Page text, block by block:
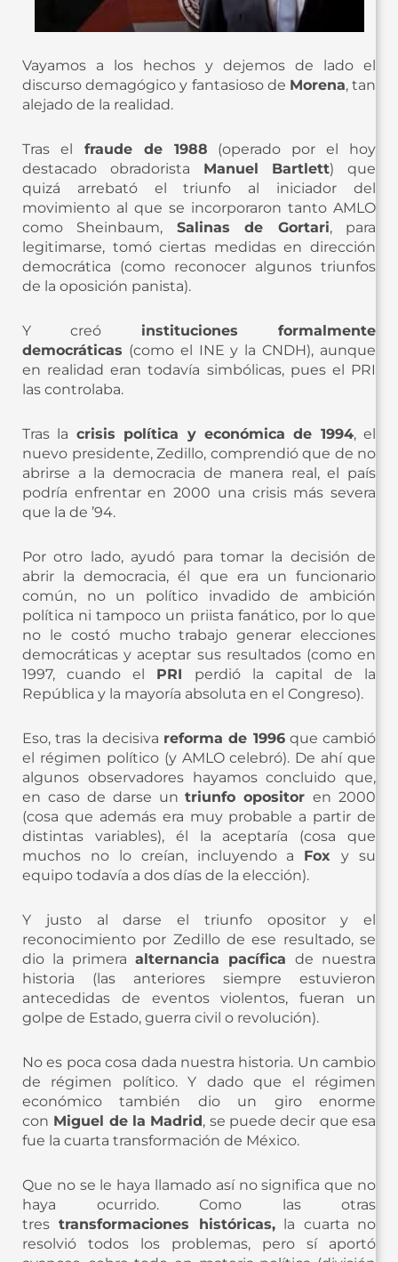
Vayamos a los hechos y dejemos de lado el
discurso demagógico y fantasioso de Morena, tan
alejado de la realidad.
Tras el fraude de 1988 (operado por el hoy
destacado obradorista Manuel Bartlett) que
quizá arrebató el triunfo al iniciador del
movimiento al que se incorporaron tanto AMLO
como Sheinbaum, Salinas de Gortari, para
legitimarse, tomó ciertas medidas en dirección
democrática (como reconocer algunos triunfos
de la oposición panista).
Y creó instituciones formalmente
democráticas (como el INE y la CNDH), aunque
en realidad eran todavía simbólicas, pues el PRI
las controlaba.
Tras la crisis política y económica de 1994, el
nuevo presidente, Zedillo, comprendió que de no
abrirse a la democracia de manera real, el país
podría enfrentar en 2000 una crisis más severa
que la de ’94.
Por otro lado, ayudó para tomar la decisión de
abrir la democracia, él que era un funcionario
común, no un político invadido de ambición
política ni tampoco un priista fanático, por lo que
no le costó mucho trabajo generar elecciones
democráticas y aceptar sus resultados (como en
1997, cuando el PRI perdió la capital de la
República y la mayoría absoluta en el Congreso).
Eso, tras la decisiva reforma de 1996que cambió
el régimen político (y AMLO celebró). De ahí que
algunos observadores hayamos concluido que,
en caso de darse untriunfo opositoren 2000
(cosa que además era muy probable a partir de
distintas variables), él la aceptaría (cosa que
muchos no lo creían, incluyendo a Foxy su
equipo todavía a dos días de la elección).
Y justo al darse el triunfo opositor y el
reconocimiento por Zedillo de ese resultado, se
dio la primera alternancia pacífica de nuestra
historia (las anteriores siempre estuvieron
antecedidas de eventos violentos, fueran un
golpe de Estado, guerra civil o revolución).
No es poca cosa dada nuestra historia. Un cambio
de régimen político. Y dado que el régimen
económico también dio un giro enorme
con Miguel de la Madrid , se puede decir que esa
fue la cuarta transformación de México.
Que no se le haya llamado así no significa que no
haya ocurrido. Como las otras
tres transformaciones históricas,la cuarta no
resolvió todos los problemas, pero sí aportó